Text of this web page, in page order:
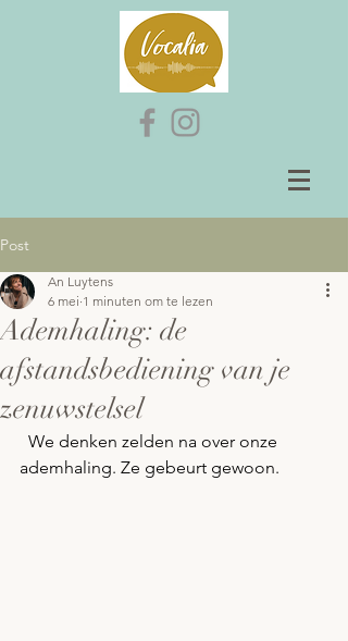
Post
Ademhaling: de
afstandsbediening van je
zenuwstelsel
An Luytens
6 mei 1 minuten om te lezen
ademhaling. Ze gebeurt gewoon.